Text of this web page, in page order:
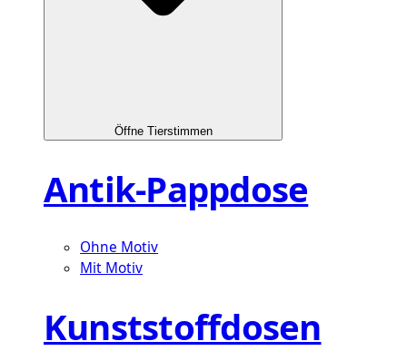
Öffne Tierstimmen
Antik-Pappdose
Ohne Motiv
Mit Motiv
Kunststoffdosen